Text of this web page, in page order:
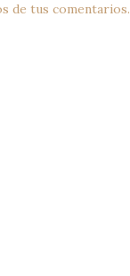
de tus comentarios.